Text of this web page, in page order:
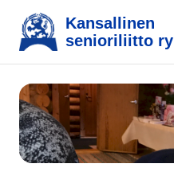
Kansallinen
senioriliitto ry